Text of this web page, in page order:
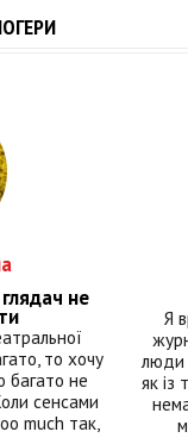
не
то хочу
багато не
сенсами
much так,
Я
люди
як із